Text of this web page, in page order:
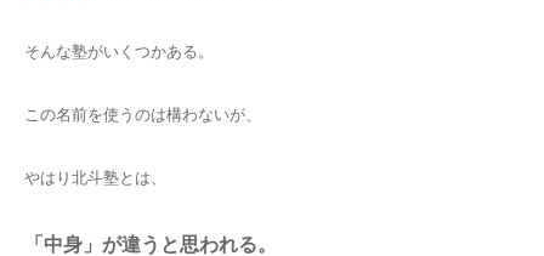
そんな塾がいくつかある。
この名前を使うのは構わないが、
やはり北斗塾とは、
「中身」が違うと思われる。